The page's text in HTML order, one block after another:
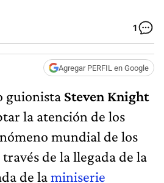
1
Agregar PERFIL en Google
guionista Steven Knight
la atención de los
mundial de los
través de la llegada de la
de laminiserie